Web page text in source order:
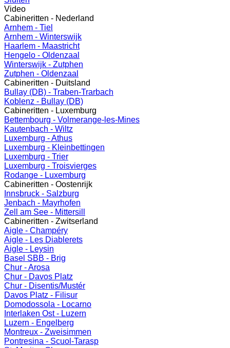
Video
Cabineritten - Nederland
Arnhem - Tiel
Arnhem - Winterswijk
Haarlem - Maastricht
Hengelo - Oldenzaal
Winterswijk - Zutphen
Zutphen - Oldenzaal
Cabineritten - Duitsland
Bullay (DB) - Traben-Trarbach
Koblenz - Bullay (DB)
Cabineritten - Luxemburg
Bettembourg - Volmerange-les-Mines
Kautenbach - Wiltz
Luxemburg - Athus
Luxemburg - Kleinbettingen
Luxemburg - Trier
Luxemburg - Troisvierges
Rodange - Luxemburg
Cabineritten - Oostenrijk
Innsbruck - Salzburg
Jenbach - Mayrhofen
Zell am See - Mittersill
Cabineritten - Zwitserland
Aigle - Champéry
Aigle - Les Diablerets
Aigle - Leysin
Basel SBB - Brig
Chur - Arosa
Chur - Davos Platz
Chur - Disentis/Mustér
Davos Platz - Filisur
Domodossola - Locarno
Interlaken Ost - Luzern
Luzern - Engelberg
Montreux - Zweisimmen
Pontresina - Scuol-Tarasp